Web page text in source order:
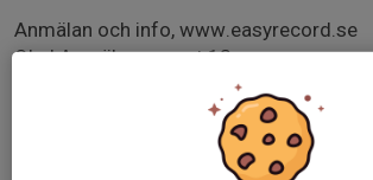
Anmälan och info, www.easyrecord.se
Obs! Anmälan senast 13 mars.